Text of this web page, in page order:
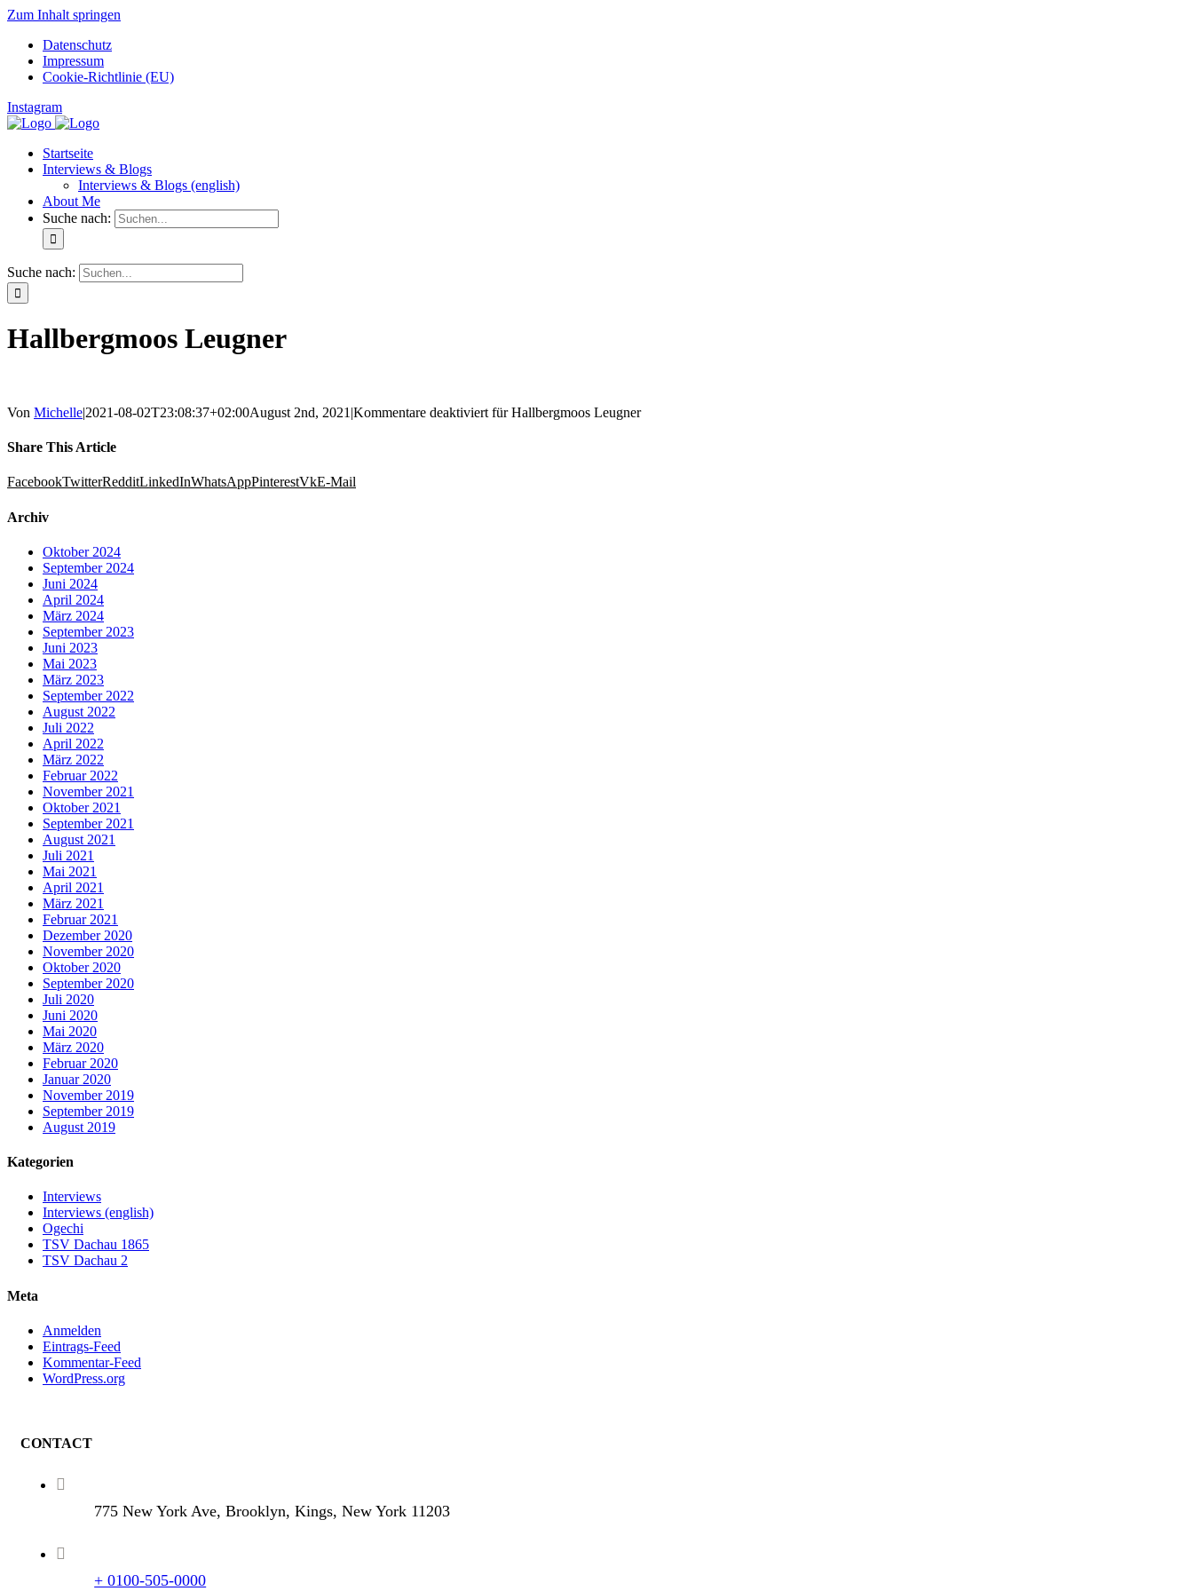
Zum Inhalt springen
Datenschutz
Impressum
Cookie-Richtlinie (EU)
Instagram
Startseite
Interviews & Blogs
Interviews & Blogs (english)
About Me
Suche nach:
Suche nach:
Hallbergmoos Leugner
Von Michelle|2021-08-02T23:08:37+02:00August 2nd, 2021 |Kommentare deaktiviert für Hallbergmoos Leugner
Share This Article
FacebookTwitterRedditLinkedInWhatsAppPinterestVkE-Mail
Archiv
Oktober 2024
September 2024
Juni 2024
April 2024
März 2024
September 2023
Juni 2023
Mai 2023
März 2023
September 2022
August 2022
Juli 2022
April 2022
März 2022
Februar 2022
November 2021
Oktober 2021
September 2021
August 2021
Juli 2021
Mai 2021
April 2021
März 2021
Februar 2021
Dezember 2020
November 2020
Oktober 2020
September 2020
Juli 2020
Juni 2020
Mai 2020
März 2020
Februar 2020
Januar 2020
November 2019
September 2019
August 2019
Kategorien
Interviews
Interviews (english)
Ogechi
TSV Dachau 1865
TSV Dachau 2
Meta
Anmelden
Eintrags-Feed
Kommentar-Feed
WordPress.org
CONTACT
775 New York Ave, Brooklyn, Kings, New York 11203
+ 0100-505-0000